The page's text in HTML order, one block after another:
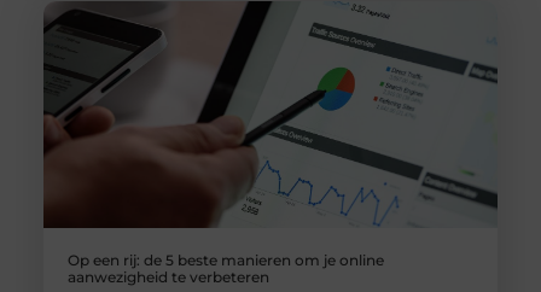
Op een rij: de 5 beste manieren om je online
aanwezigheid te verbeteren